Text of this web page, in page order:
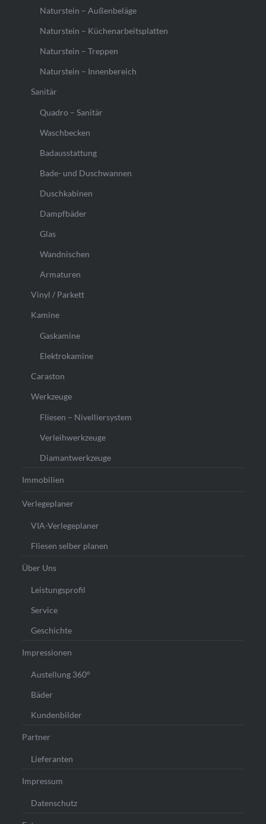
Naturstein – Außenbeläge
Naturstein – Küchenarbeitsplatten
Naturstein – Treppen
Naturstein – Innenbereich
Sanitär
Quadro – Sanitär
Waschbecken
Badausstattung
Bade- und Duschwannen
Duschkabinen
Dampfbäder
Glas
Wandnischen
Armaturen
Vinyl / Parkett
Kamine
Gaskamine
Elektrokamine
Caraston
Werkzeuge
Fliesen – Nivelliersystem
Verleihwerkzeuge
Diamantwerkzeuge
Immobilien
Verlegeplaner
VIA-Verlegeplaner
Fliesen selber planen
Über Uns
Leistungsprofil
Service
Geschichte
Impressionen
Austellung 360°
Bäder
Kundenbilder
Partner
Lieferanten
Impressum
Datenschutz